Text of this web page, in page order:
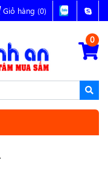
Giỏ hàng (0)
0